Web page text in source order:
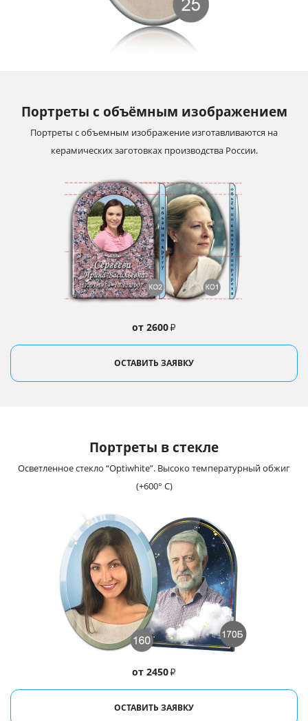
Портреты с объёмным изображением
от 2600₽
Портреты с объемным изображение изготавливаются на
керамических заготовках производства России.
ОСТАВИТЬ ЗАЯВКУ
Портреты в стекле
от 2450₽
Осветленное стекло “Optiwhite”. Высоко температурный обжиг
(+600° С)
ОСТАВИТЬ ЗАЯВКУ